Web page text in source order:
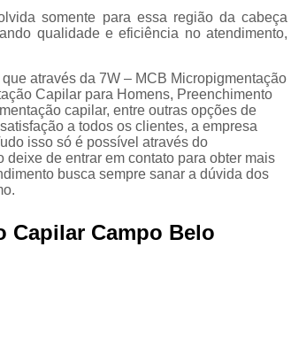
Micropigmentação Capilar com
Micropigmentação Capilar
Micropigmentação Capilar nas
Micropigmentação Capilar para
Micropigmentação Cabelo
Micropigmentação
Micropigmentação Capilar
somente para essa região da cabeça
qualidade e eficiência no atendimento,
através da 7W – MCB Micropigmentação
Capilar para Homens, Preenchimento
capilar, entre outras opções de
a todos os clientes, a empresa
isso só é possível através do
de entrar em contato para obter mais
busca sempre sanar a dúvida dos
Capilar Campo Belo